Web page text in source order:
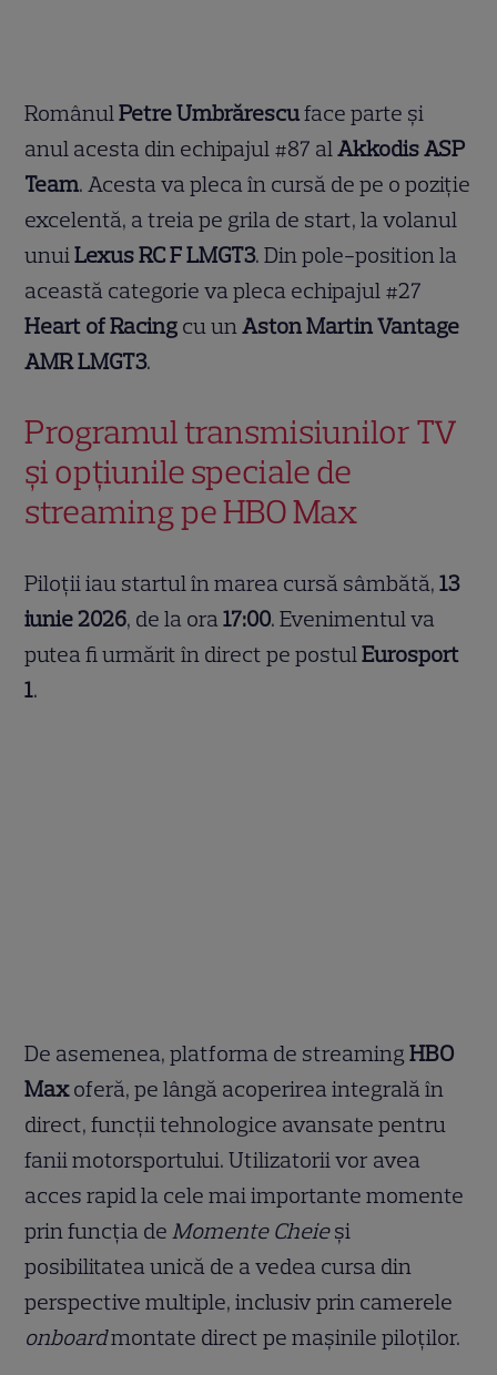
RomânulPetre Umbrărescuface parte și
anul acesta din echipajul #87 alAkkodis ASP
Team. Acesta va pleca în cursă de pe o poziție
excelentă, a treia pe grila de start, la volanul
unuiLexus RC F LMGT3. Din pole-position la
această categorie va pleca echipajul #27
Heart of Racing cu unAston Martin Vantage
AMR LMGT3.
Programul transmisiunilor TV
și opțiunile speciale de
streaming pe HBO Max
Piloții iau startul în marea cursă sâmbătă,13
iunie 2026, de la ora17:00. Evenimentul va
putea fi urmărit în direct pe postulEurosport
1.
De asemenea, platforma de streamingHBO
Maxoferă, pe lângă acoperirea integrală în
direct, funcții tehnologice avansate pentru
fanii motorsportului. Utilizatorii vor avea
acces rapid la cele mai importante momente
prin funcția de Momente Cheieși
posibilitatea unică de a vedea cursa din
perspective multiple, inclusiv prin camerele
onboardmontate direct pe mașinile piloților.